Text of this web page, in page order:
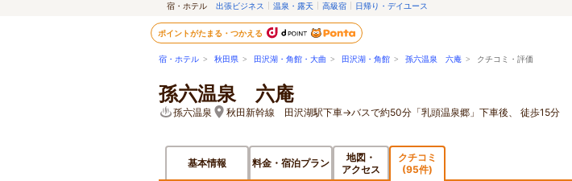
宿・ホテル 出張ビジネス 温泉・露天 高級宿 日帰り・デイユース
ポイントがたまる・つかえる
宿・ホテル > 秋田県 > 田沢湖・角館・大曲 > 田沢湖・角館 > 孫六温泉 六庵 > クチコミ・評価
孫六温泉 六庵
孫六温泉 秋田新幹線 田沢湖駅下車→バスで約50分「乳頭温泉郷」下車後、 徒歩15分
基本情報 料金・宿泊プラン
地図・
アクセス
クチコミ
(95件)